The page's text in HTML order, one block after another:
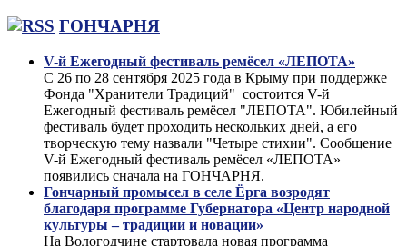
ГОНЧАРНЯ
V-й Ежегодный фестиваль ремёсел «ЛЕПОТА»
С 26 по 28 сентября 2025 года в Крыму при поддержке
Фонда "Хранители Традиций" состоится V-й
Ежегодный фестиваль ремёсел "ЛЕПОТА". Юбилейный
фестиваль будет проходить нескольких дней, а его
творческую тему назвали "Четыре стихии". Сообщение
V-й Ежегодный фестиваль ремёсел «ЛЕПОТА»
появились сначала на ГОНЧАРНЯ.
Гончарный промысел в селе Ёрга возродят
благодаря программе Губернатора «Центр народной
культуры – традиции и новации»
На Вологодчине стартовала новая программа